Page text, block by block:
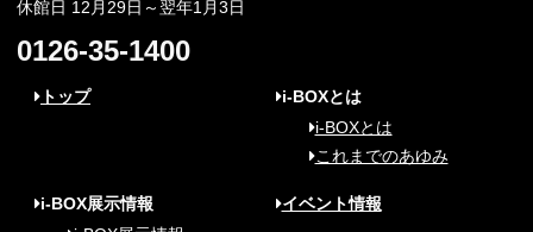
休館日 12月29日～翌年1月3日
0126-35-1400
トップ
i-BOXとは
i-BOXとは
これまでのあゆみ
i-BOX展示情報
イベント情報